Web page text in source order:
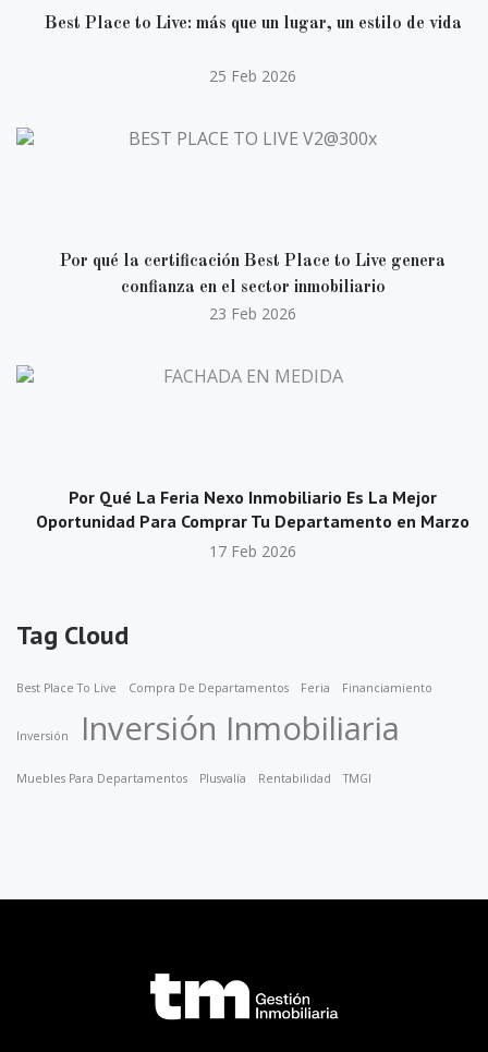
Best Place to Live: más que un lugar, un estilo de vida
25 Feb 2026
Por qué la certificación Best Place to Live genera
confianza en el sector inmobiliario
23 Feb 2026
Por Qué La Feria Nexo Inmobiliario Es La Mejor
Oportunidad Para Comprar Tu Departamento en Marzo
17 Feb 2026
Tag Cloud
Best Place To Live Compra De Departamentos Feria Financiamiento
Inversión Inversión Inmobiliaria
Muebles Para Departamentos Plusvalía Rentabilidad TMGI